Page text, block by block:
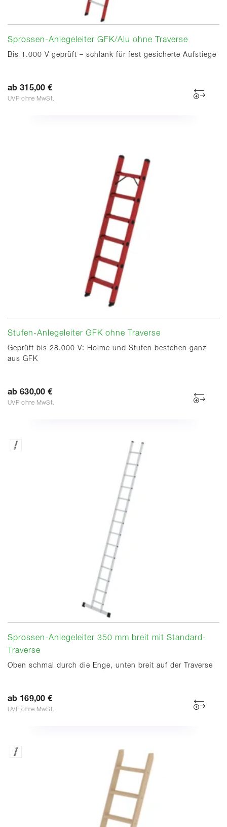
Sprossen-Anlegeleiter GFK/Alu ohne Traverse
Bis 1.000 V geprüft – schlank für fest gesicherte Aufstiege
ab 315,00 €
UVP ohne MwSt.
Stufen-Anlegeleiter GFK ohne Traverse
Geprüft bis 28.000 V: Holme und Stufen bestehen ganz
aus GFK
ab 630,00 €
UVP ohne MwSt.
Sprossen-Anlegeleiter 350 mm breit mit Standard-
Traverse
Oben schmal durch die Enge, unten breit auf der Traverse
ab 169,00 €
UVP ohne MwSt.